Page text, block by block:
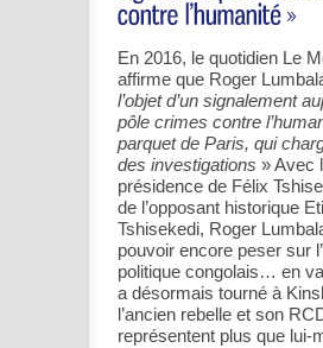
En 2016, le quotidien Le
affirme que Roger
l’objet d’un signalement
pôle crimes contre
parquet de Paris, qui
des investigations » Avec
présidence de Félix
de l’opposant historique
Tshisekedi, Roger
pouvoir encore peser sur
politique congolais… en
a désormais tourné à
l’ancien rebelle et son
représentent plus que lui-